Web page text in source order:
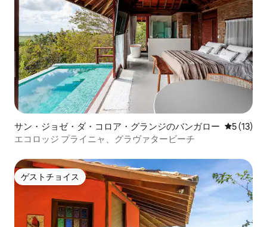
サン・ジョゼ・ダ・コロア・グランジのバンガロー レビュー
5 (13)
エコロッジ プライニャ、グラヴァタービーチ
ゲストチョイス
ゲストチョイス